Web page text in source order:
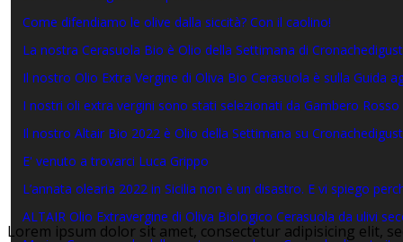
Come difendiamo le olive dalla siccità? Con il caolino!
La nostra Cerasuola Bio è Olio della Settimana di
Il nostro Olio Extra Vergine di Oliva Bio Cerasuola è sulla Guida
I nostri oli extra vergini sono stati selezionati da Gambero Rosso
Il nostro Altair Bio 2022 è Olio della Settimana su
E' venuto a trovarci Luca Grippo
L’annata olearia 2022 in Sicilia non è un disastro. E vi spiego
ALTAIR Olio Extravergine di Oliva Biologico Cerasuola da ulivi
Lorem ipsum dolor sit amet, consectetur adipisicing elit,